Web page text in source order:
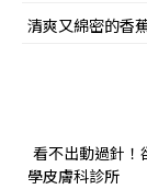
清爽又綿密的香
看不出動過針！
學皮膚科診所